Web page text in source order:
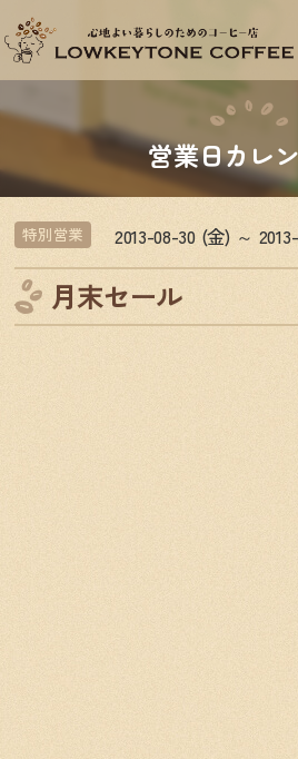
営業日カレ
特別営業 2013-08-30 (金) ～
月末セール